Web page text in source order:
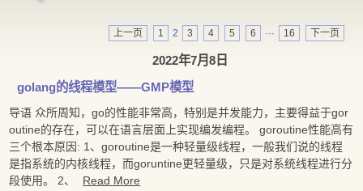
上一页 1 2 3 4 5 6 ··· 16 下一页
2022年7月8日
golang的线程模型——GMP模型
导语 众所周知，go的性能非常高，特别是并发能力，主要得益于gor
outine的存在，可以在语言层面上实现编发编程。 goroutine性能高有
三个根本原因: 1、goroutine是一种轻量级线程，一般我们说的线程
是指系统的内核线程，而goruntine更轻量级，只是对系统线程进行分
段使用。 2、
Read More